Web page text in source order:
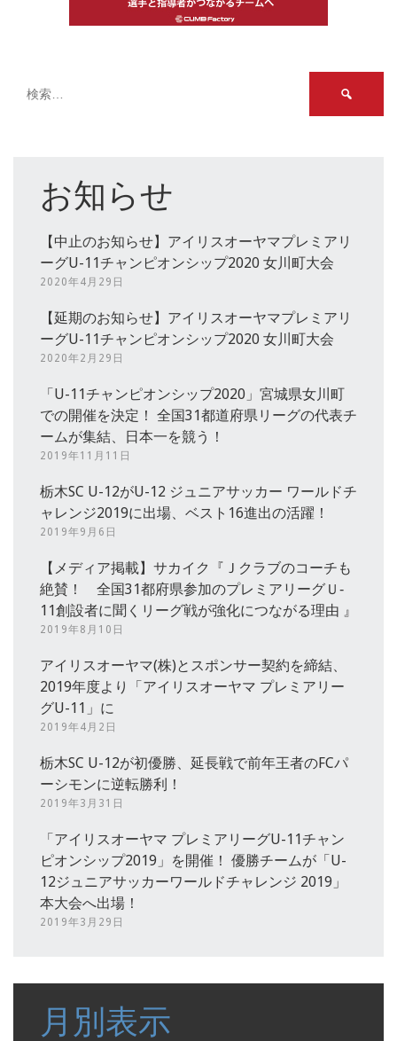
お知らせ
【中止のお知らせ】アイリスオーヤマプレミアリ
ーグU-11チャンピオンシップ2020 女川町大会
2020年4月29日
【延期のお知らせ】アイリスオーヤマプレミアリ
ーグU-11チャンピオンシップ2020 女川町大会
2020年2月29日
「U-11チャンピオンシップ2020」宮城県女川町
での開催を決定！ 全国31都道府県リーグの代表チ
ームが集結、日本一を競う！
2019年11月11日
栃木SC U-12がU-12 ジュニアサッカー ワールドチ
ャレンジ2019に出場、ベスト16進出の活躍！
2019年9月6日
【メディア掲載】サカイク『Ｊクラブのコーチも
絶賛！ 全国31都府県参加のプレミアリーグＵ‐
11創設者に聞くリーグ戦が強化につながる理由 』
2019年8月10日
アイリスオーヤマ(株)とスポンサー契約を締結、
2019年度より「アイリスオーヤマ プレミアリー
グU-11」に
2019年4月2日
栃木SC U-12が初優勝、延長戦で前年王者のFCパ
ーシモンに逆転勝利！
2019年3月31日
「アイリスオーヤマ プレミアリーグU-11チャン
ピオンシップ2019」を開催！ 優勝チームが「U-
12ジュニアサッカーワールドチャレンジ 2019」
本大会へ出場！
2019年3月29日
月別表示